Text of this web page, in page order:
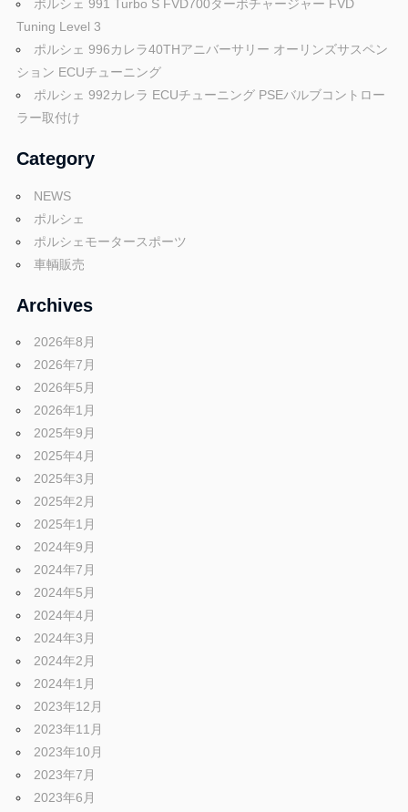
シ
ョ
ン
ポルシェ 991 Turbo S FVD700ターボチャージャー FVD
Tuning Level 3
ポルシェ 996カレラ40THアニバーサリー オーリンズサスペン
ション ECUチューニング
ポルシェ 992カレラ ECUチューニング PSEバルブコントロー
ラー取付け
Category
NEWS
ポルシェ
ポルシェモータースポーツ
車輌販売
Archives
2026年8月
2026年7月
2026年5月
2026年1月
2025年9月
2025年4月
2025年3月
2025年2月
2025年1月
2024年9月
2024年7月
2024年5月
2024年4月
2024年3月
2024年2月
2024年1月
2023年12月
2023年11月
2023年10月
2023年7月
2023年6月